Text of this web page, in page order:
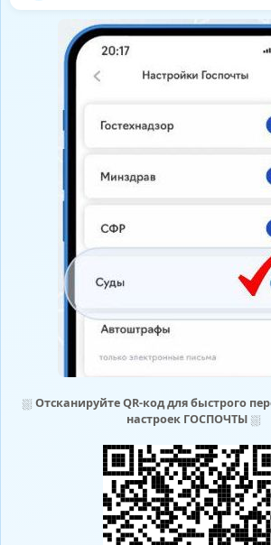
⛆ Отсканируйте QR-код для быстрого
настроек ГОСПОЧТЫ⛆